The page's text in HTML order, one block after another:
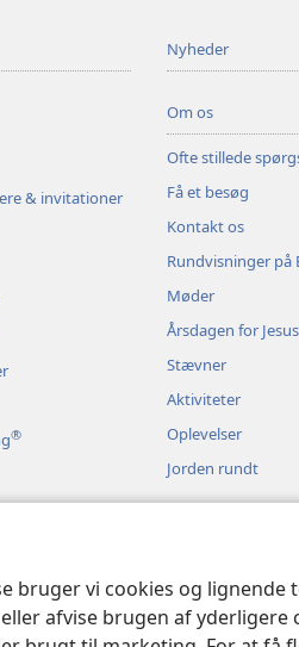
bruger vi cookies og
afvise brugen af
& invitationer
®
Nyheder
Om os
Ofte stillede
Få et besøg
Kontakt os
Rundvisninger på
Møder
Årsdagen for
Stævner
Aktiviteter
Oplevelser
Jorden rundt